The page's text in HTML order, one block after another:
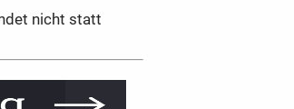
nicht statt